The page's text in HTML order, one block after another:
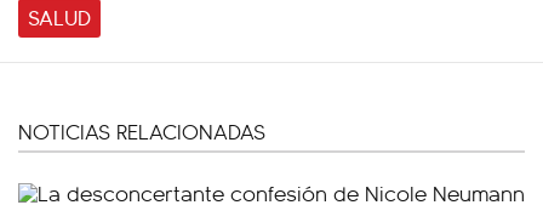
SALUD
NOTICIAS RELACIONADAS